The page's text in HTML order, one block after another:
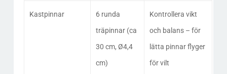
Kastpinnar
6 runda
träpinnar (ca
30 cm, Ø4,4
cm)
Kontrollera vikt
och balans – för
lätta pinnar flyger
för vilt